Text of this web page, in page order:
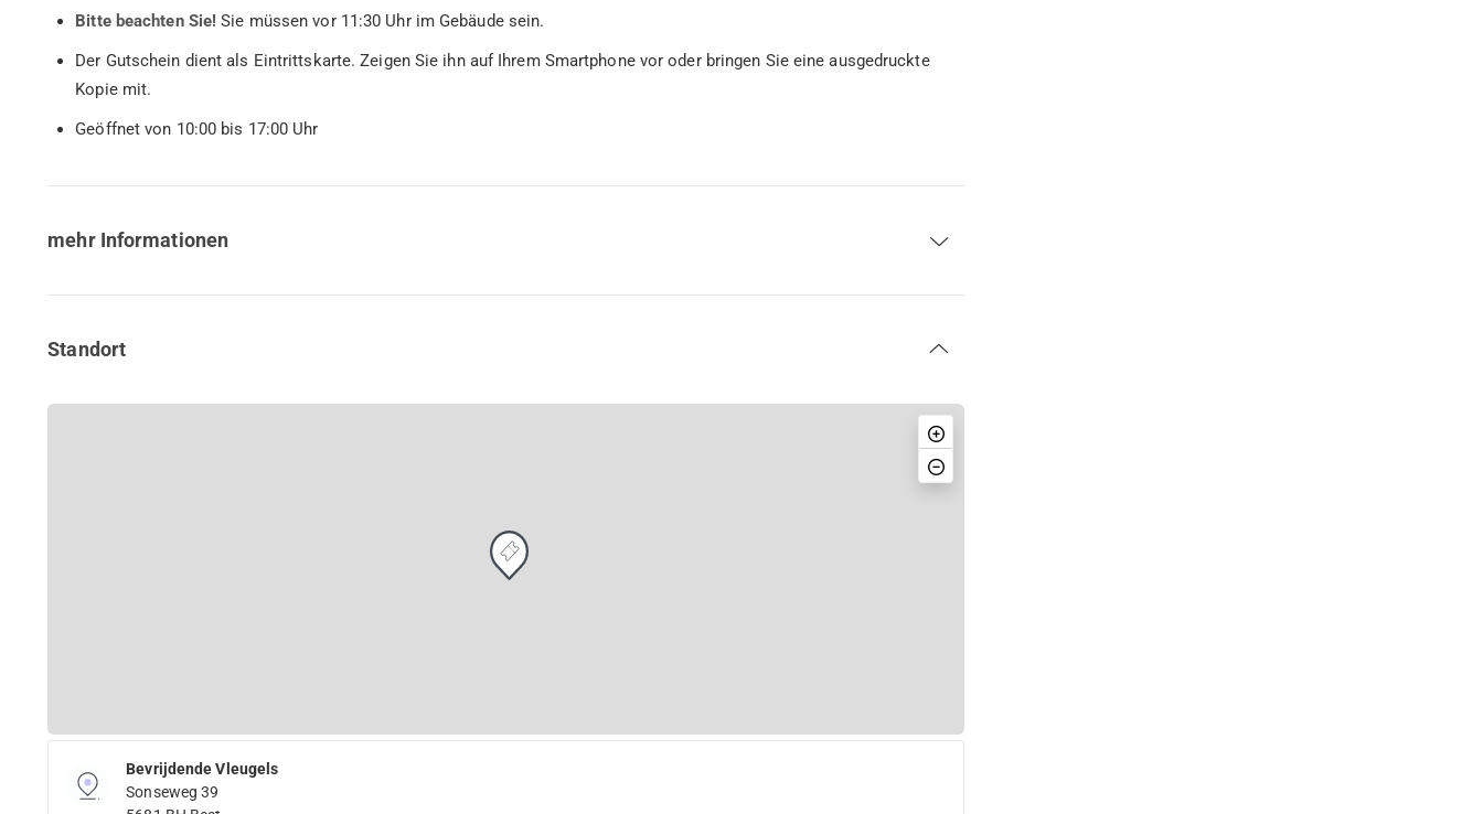
Bitte beachten Sie! Sie müssen vor 11:30 Uhr im Gebäude sein.
Der Gutschein dient als Eintrittskarte. Zeigen Sie ihn auf Ihrem Smartphone vor oder bringen Sie eine ausgedruckte
Kopie mit.
Geöffnet von 10:00 bis 17:00 Uhr
mehr Informationen
Standort
Bevrijdende Vleugels
Sonseweg 39